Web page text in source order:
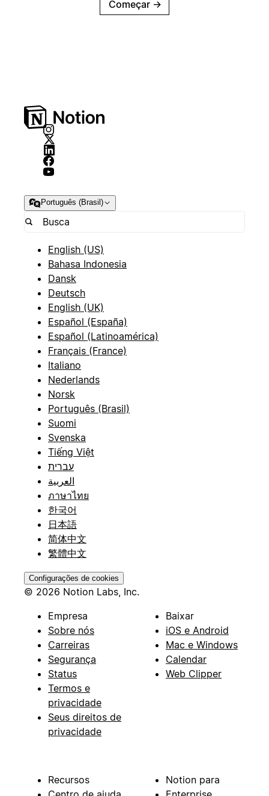
Começar →
Português (Brasil)
English (US)
Bahasa Indonesia
Dansk
Deutsch
English (UK)
Español (España)
Español (Latinoamérica)
Français (France)
Italiano
Nederlands
Norsk
Português (Brasil)
Suomi
Svenska
Tiếng Việt
עברית
العربية
ภาษาไทย
한국어
日本語
简体中文
繁體中文
Configurações de cookies
© 2026 Notion Labs, Inc.
Empresa
Sobre nós
Carreiras
Segurança
Status
Termos e
privacidade
Seus direitos de
privacidade
Baixar
iOS e Android
Mac e Windows
Calendar
Web Clipper
Recursos
Notion para